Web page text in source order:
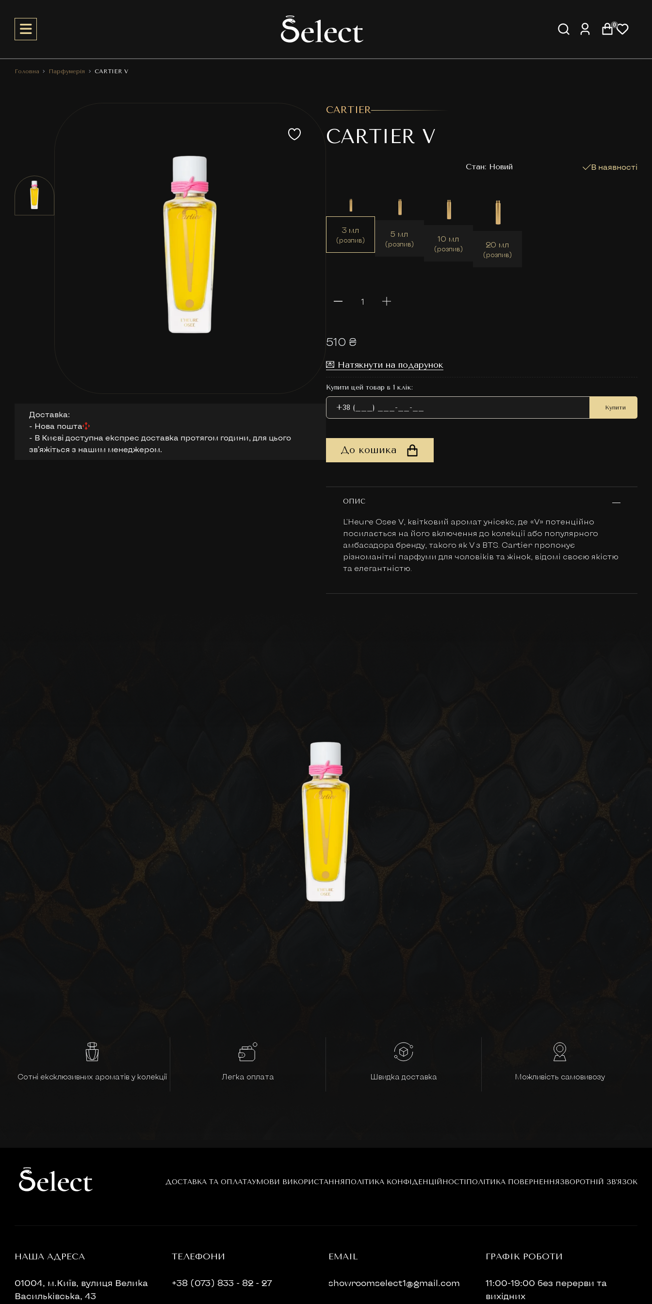
0
Головна Парфумерія CARTIER V
Доставка:
- Нова пошта
- В Києві доступна експрес доставка протягом години, для цього
звʼяжіться з нашим менеджером.
CARTIER
CARTIER V
Cтан: Новий В наявності
3 мл
(розпив)
5 мл
(розпив)
10 мл
(розпив) 20 мл
(розпив)
510 ₴
💌 Натякнути на подарунок
Купити цей товар в 1 клік:
Купити
До кошика
ОПИС
L'Heure Osee V, квітковий аромат унісекс, де «V» потенційно
посилається на його включення до колекції або популярного
амбасадора бренду, такого як V з BTS. Cartier пропонує
різноманітні парфуми для чоловіків та жінок, відомі своєю якістю
та елегантністю.
Сотні ексклюзивних ароматів у колекції Легка оплата Швидка доставка Можливість самовивозу
ДОСТАВКА ТА ОПЛАТАУМОВИ ВИКОРИСТАННЯПОЛІТИКА КОНФІДЕНЦІЙНОСТІПОЛІТИКА ПОВЕРНЕННЯЗВОРОТНІЙ ЗВ'ЯЗОК
НАША АДРЕСА
01004, м.Київ, вулиця Велика
Васильківська, 43
ТЕЛЕФОНИ
+38 (073) 833 - 82 - 27
EMAIL
showroomselect1@gmail.com
ГРАФІК РОБОТИ
11:00-19:00 без перерви та
вихідних